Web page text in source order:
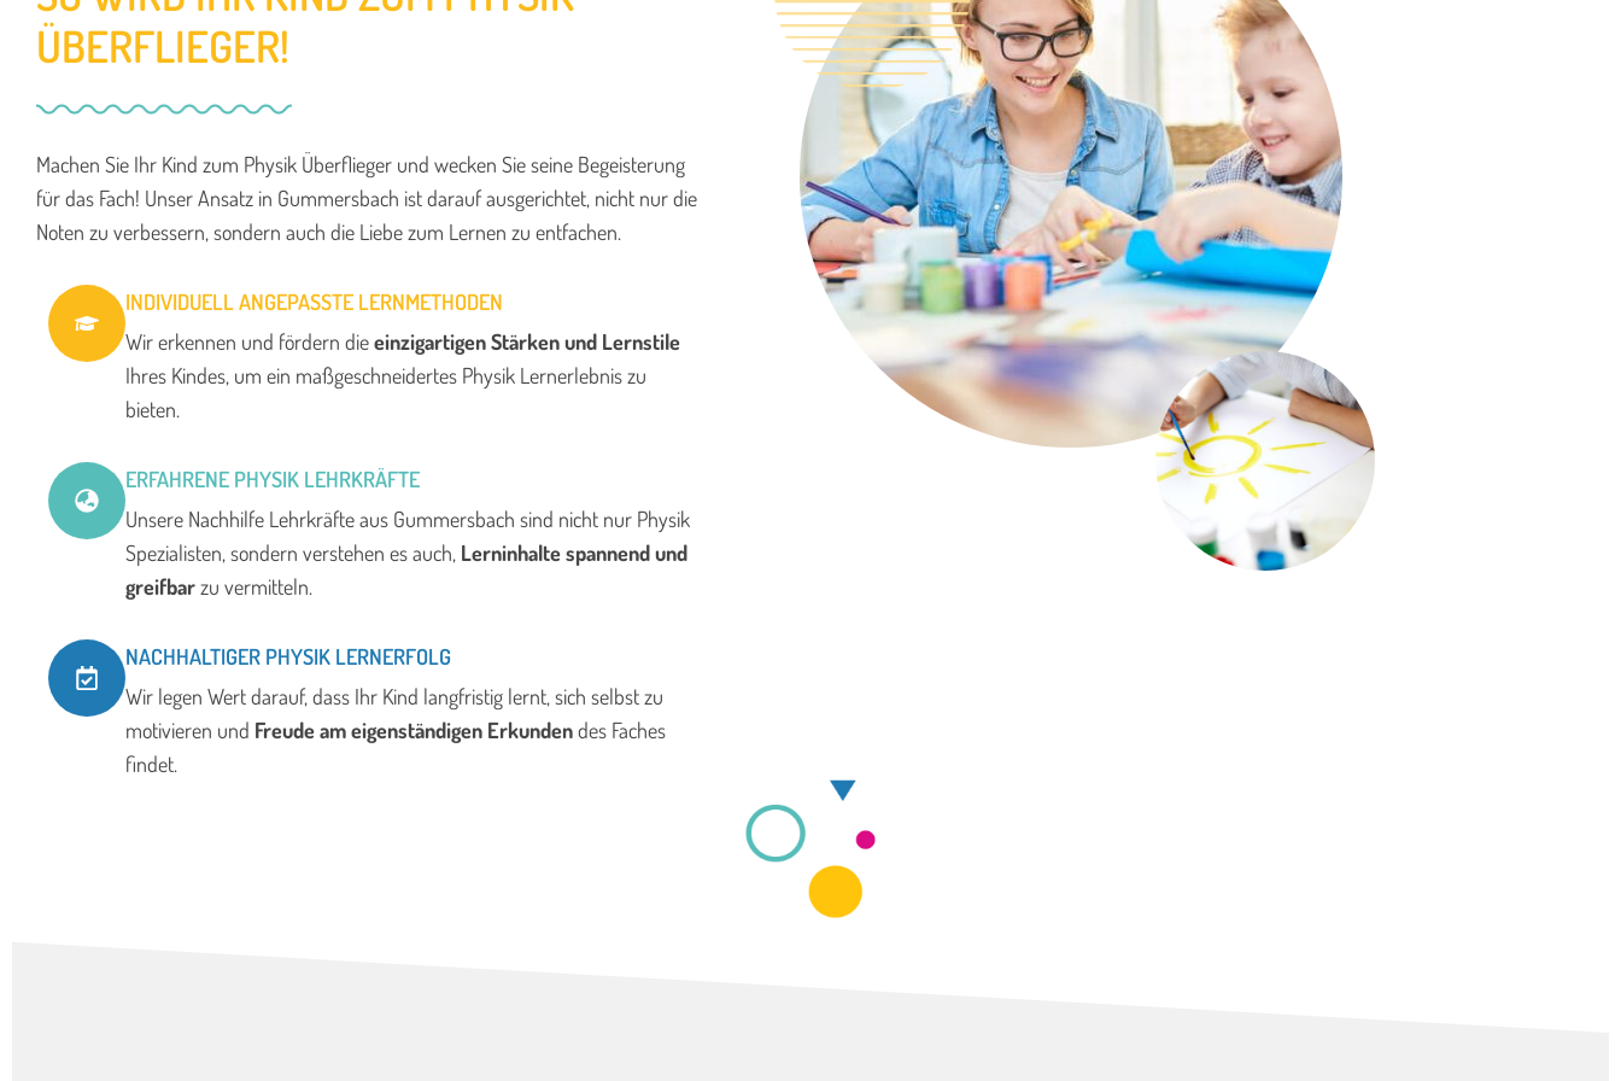
ÜBERFLIEGER!
Machen Sie Ihr Kind zum Physik Überflieger und wecken Sie seine Begeisterung
für das Fach! Unser Ansatz in Gummersbach ist darauf ausgerichtet, nicht nur die
Noten zu verbessern, sondern auch die Liebe zum Lernen zu entfachen.
INDIVIDUELL ANGEPASSTE LERNMETHODEN
Wir erkennen und fördern dieeinzigartigen Stärken und Lernstile
Ihres Kindes, um ein maßgeschneidertes Physik Lernerlebnis zu
bieten.
ERFAHRENE PHYSIK LEHRKRÄFTE
Unsere Nachhilfe Lehrkräfte aus Gummersbach sind nicht nur Physik
Spezialisten, sondern verstehen es auch, Lerninhalte spannend und
greifbarzu vermitteln.
NACHHALTIGER PHYSIK LERNERFOLG
Wir legen Wert darauf, dass Ihr Kind langfristig lernt, sich selbst zu
motivieren und Freude am eigenständigen Erkundendes Faches
findet.